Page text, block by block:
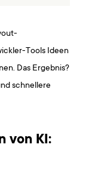
Tools Ideen
Das Ergebnis?
schnellere
von KI: